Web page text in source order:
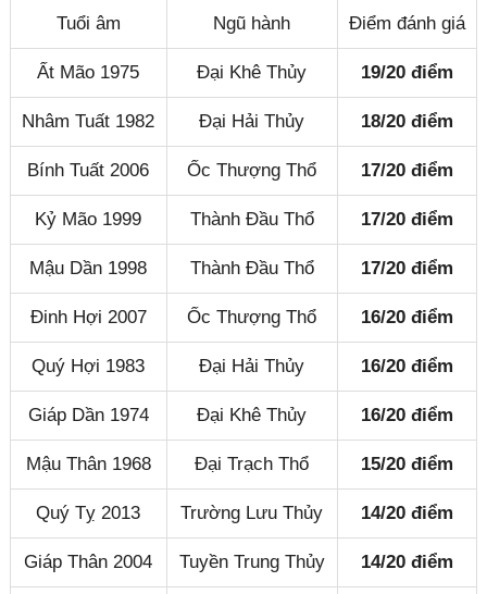
Tuổi âm Ngũ hành Điểm đánh giá
Ất Mão 1975 Đại Khê Thủy 19/20 điểm
Nhâm Tuất 1982 Đại Hải Thủy 18/20 điểm
Bính Tuất 2006 Ốc Thượng Thổ 17/20 điểm
Kỷ Mão 1999 Thành Đầu Thổ 17/20 điểm
Mậu Dần 1998 Thành Đầu Thổ 17/20 điểm
Đinh Hợi 2007 Ốc Thượng Thổ 16/20 điểm
Quý Hợi 1983 Đại Hải Thủy 16/20 điểm
Giáp Dần 1974 Đại Khê Thủy 16/20 điểm
Mậu Thân 1968 Đại Trạch Thổ 15/20 điểm
Quý Tỵ 2013 Trường Lưu Thủy 14/20 điểm
Giáp Thân 2004 Tuyền Trung Thủy 14/20 điểm
Đóng quảng cáo ✕